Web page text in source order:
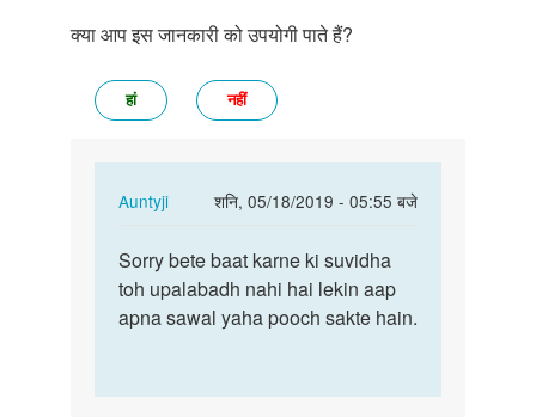
क्या आप इस जानकारी को उपयोगी पाते हैं?
हां नहीं
Auntyji
शनि, 05/18/2019 - 05:55 बजे
In
to
Baat
karna
Ghar…
Sorry
bete
baat
Sorry bete baat karne ki suvidha
toh upalabadh nahi hai lekin aap
apna sawal yaha pooch sakte hain.